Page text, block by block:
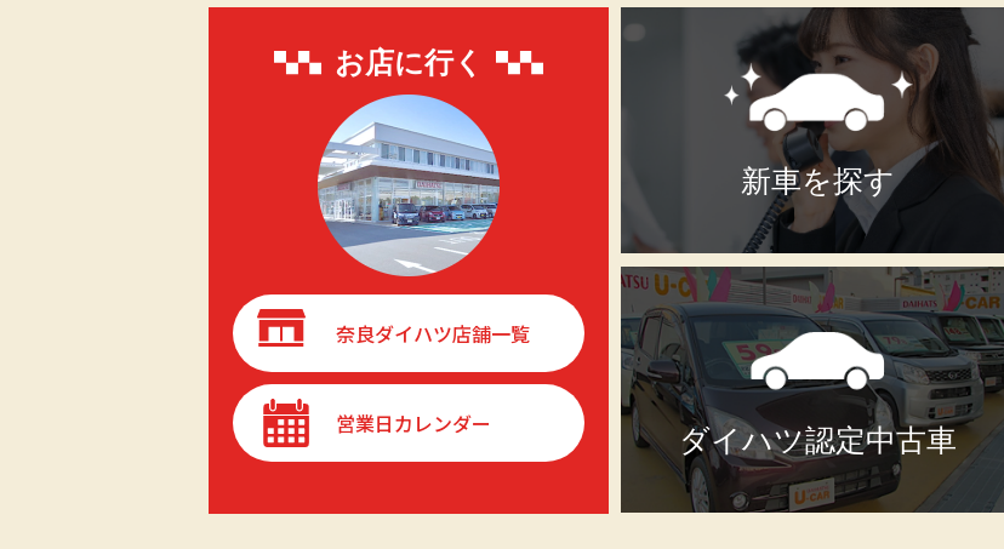
お店に行く
奈良ダイハツ店舗一覧
営業日カレンダー
新車を探す
ダイハツ認定中古車